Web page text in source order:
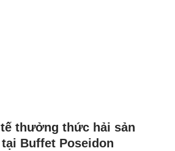
thưởng thức hải sản
Buffet Poseidon